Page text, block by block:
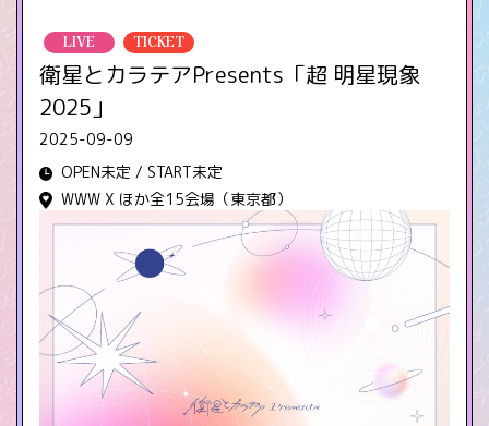
LIVE TICKET
衛星とカラテアPresents「超 明星現象
2025」
2025-09-09
OPEN未定 / START未定
WWW X ほか全15会場（東京都）